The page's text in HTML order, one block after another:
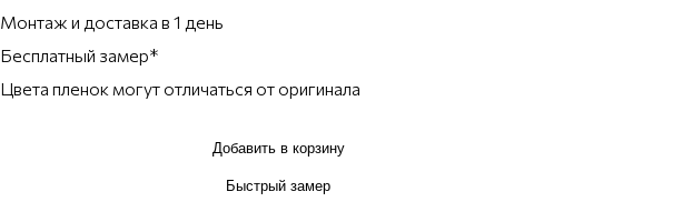
Монтаж и доставка в 1 день
Бесплатный замер*
Цвета пленок могут отличаться от оригинала
Добавить в корзину
Быстрый замер